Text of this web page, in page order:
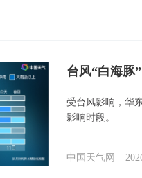
台风“白海豚
受台风影响，华
影响时段。
中国天气网